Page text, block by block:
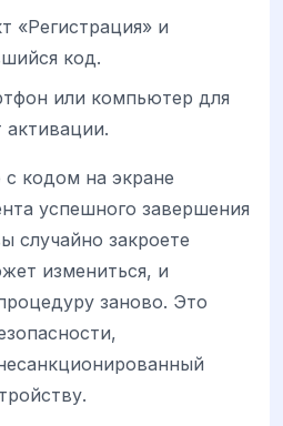
«Регистрация» и
код.
или компьютер для
активации.
кодом на экране
успешного завершения
случайно закроете
измениться, и
заново. Это